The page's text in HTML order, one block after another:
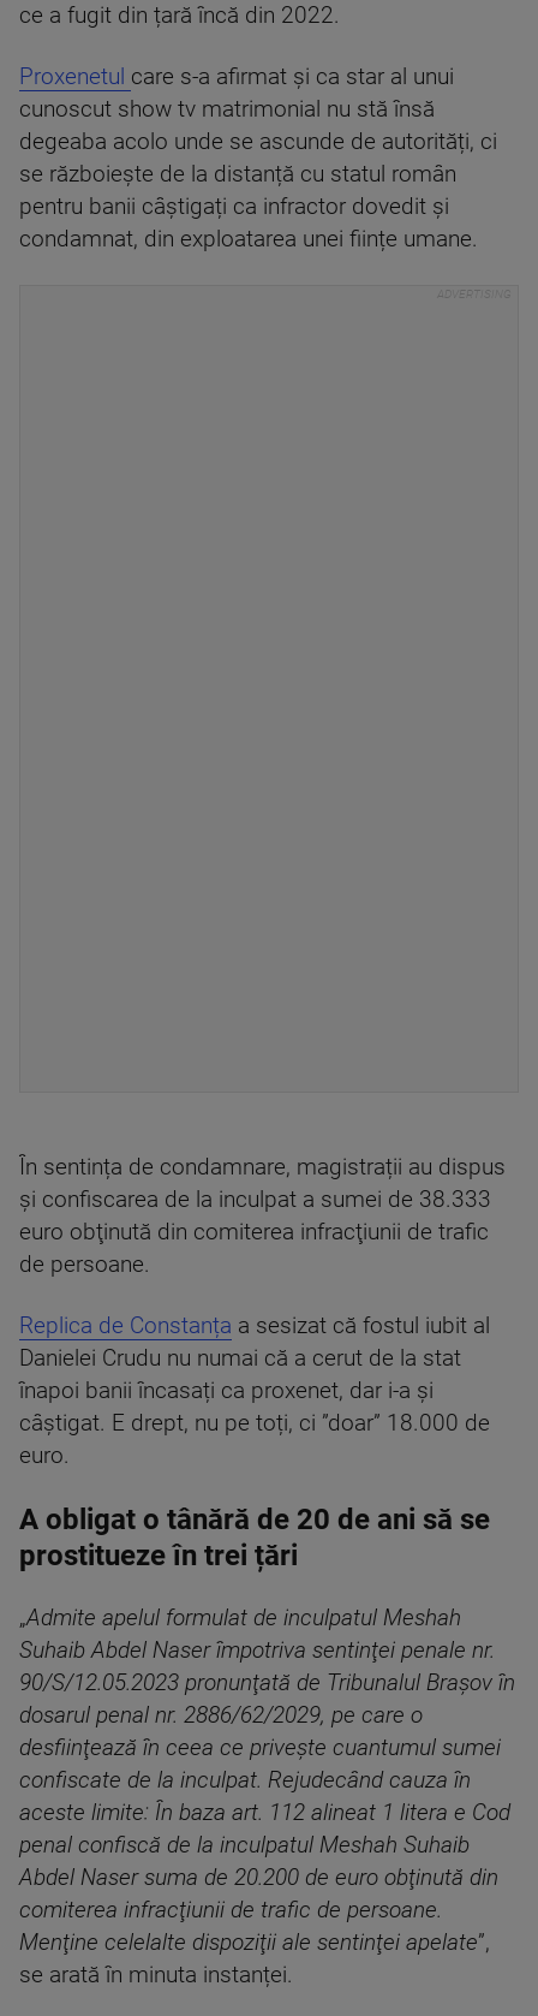
ce a fugit din țară încă din 2022.
Proxenetul care s-a afirmat și ca star al unui
cunoscut show tv matrimonial nu stă însă
degeaba acolo unde se ascunde de autorități, ci
se războiește de la distanță cu statul român
pentru banii câștigați ca infractor dovedit și
condamnat, din exploatarea unei ființe umane.
În sentința de condamnare, magistrații au dispus
și confiscarea de la inculpat a sumei de 38.333
euro obţinută din comiterea infracţiunii de trafic
de persoane.
Replica de Constanța a sesizat că fostul iubit al
Danielei Crudu nu numai că a cerut de la stat
înapoi banii încasați ca proxenet, dar i-a și
câștigat. E drept, nu pe toți, ci ”doar” 18.000 de
euro.
A obligat o tânără de 20 de ani să se
prostitueze în trei țări
„Admite apelul formulat de inculpatul Meshah
Suhaib Abdel Naser împotriva sentinţei penale nr.
90/S/12.05.2023 pronunţată de Tribunalul Braşov în
dosarul penal nr. 2886/62/2029, pe care o
desfiinţează în ceea ce priveşte cuantumul sumei
confiscate de la inculpat. Rejudecând cauza în
aceste limite: În baza art. 112 alineat 1 litera e Cod
penal confiscă de la inculpatul Meshah Suhaib
Abdel Naser suma de 20.200 de euro obţinută din
comiterea infracţiunii de trafic de persoane.
Menţine celelalte dispoziţii ale sentinţei apelate”,
se arată în minuta instanței.